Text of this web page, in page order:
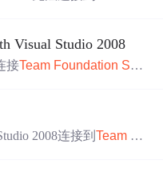
Visual Studio 2008
接Team Foundation Ser
2008连接到Team Fo